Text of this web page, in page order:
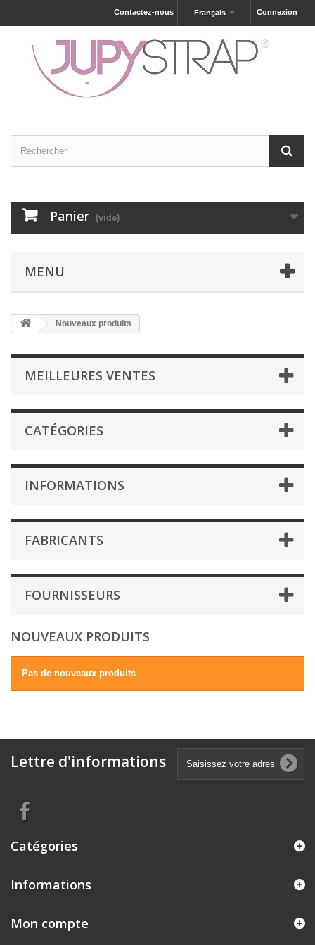
Connexion
Français
Contactez-nous
Panier (vide)
MENU
Nouveaux produits
MEILLEURES VENTES
CATÉGORIES
INFORMATIONS
FABRICANTS
FOURNISSEURS
NOUVEAUX PRODUITS
Pas de nouveaux produits
Lettre d'informations
Catégories
Informations
Mon compte